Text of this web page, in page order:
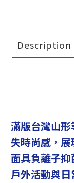
Description
滿版台灣山
失時尚感，
面具負離子
戶外活動與日